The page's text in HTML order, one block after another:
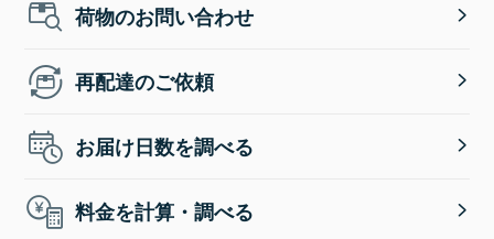
荷物のお問い合わせ
再配達のご依頼
お届け日数を調べる
料金を計算・調べる